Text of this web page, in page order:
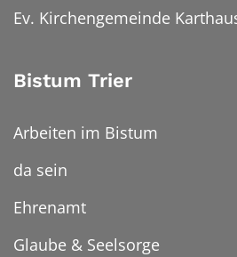
Ev. Kirchengemeinde
Bistum Trier
Arbeiten im Bistum
da sein
Ehrenamt
Glaube & Seelsorge